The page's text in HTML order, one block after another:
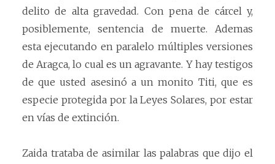
delito de alta gravedad. Con pena de cárcel y,
posiblemente, sentencia de muerte. Ademas
esta ejecutando en paralelo múltiples versiones
de Aragca, lo cual es un agravante. Y hay testigos
de que usted asesinó a un monito Titi, que es
especie protegida por la Leyes Solares, por estar
en vías de extinción.
Zaida trataba de asimilar las palabras que dijo el